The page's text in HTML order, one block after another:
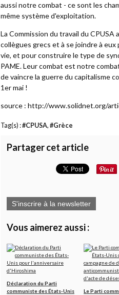
aussi notre combat - ce sont les
même système d'exploitation.
La Commission du travail du
collègues grecs et à se joindre à
vie, et pour construire le type de
PAME. Leur combat est notre
de vaincre la guerre du capitalisme
1er mai !
source : http://www.solidnet.org/
Tag(s) :#CPUSA, #Grèce
Partager cet article
S'inscrire à la newsletter
Vous aimerez aussi :
Déclaration du Parti
communiste des États-Unis
Le Parti